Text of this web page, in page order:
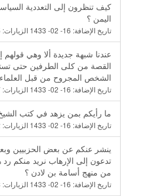
كيف تنظرون إلى التعددية
اليمن ؟
تاريخ الإضافة: 16- 02- 1433 الزيارات:
عندنا شبهة جديدة ألا وهي قولهم
القصة من كلى الطرفين حتى
الشخص المجروح من قبل
تاريخ الإضافة: 16- 02- 1433 الزيارات:
ما رأيكم بمن يزهد في كتب
تاريخ الإضافة: 16- 02- 1433 الزيارات:
ينشر عنكم عن بعض الحزبيين
تدعون إلى الإرهاب نريد منكم رد
من منهج أسامة بن لادن ؟
تاريخ الإضافة: 16- 02- 1433 الزيارات: